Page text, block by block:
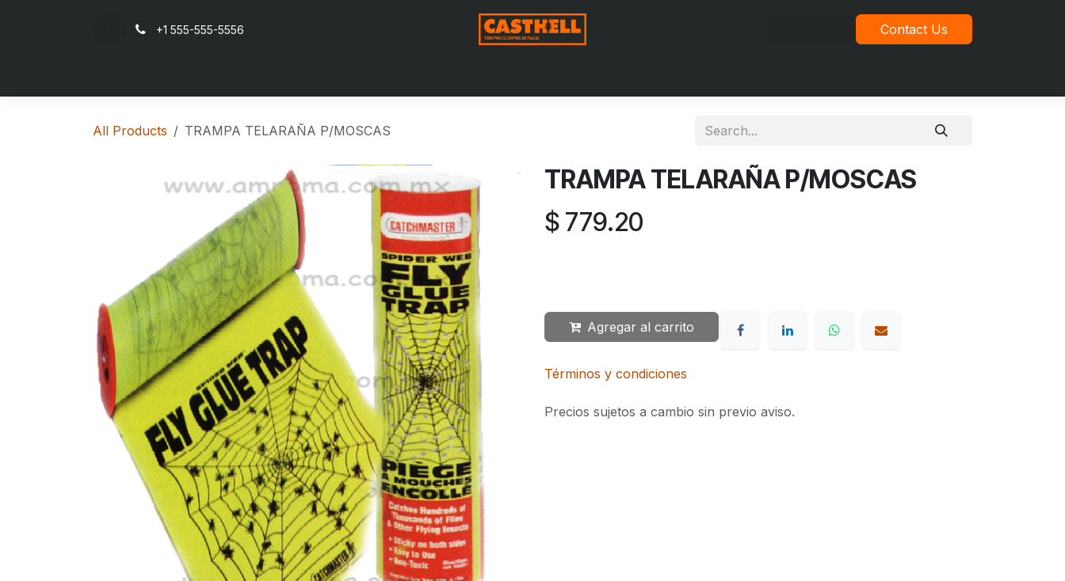
+1 555-555-5556 Contact Us
All Products TRAMPA TELARAÑA P/MOSCAS
TRAMPA TELARAÑA P/MOSCAS
$ 779.20
Agregar al carrito
Términos y condiciones
Precios sujetos a cambio sin previo aviso.